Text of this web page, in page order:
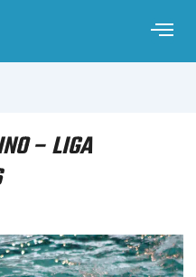
– LIGA